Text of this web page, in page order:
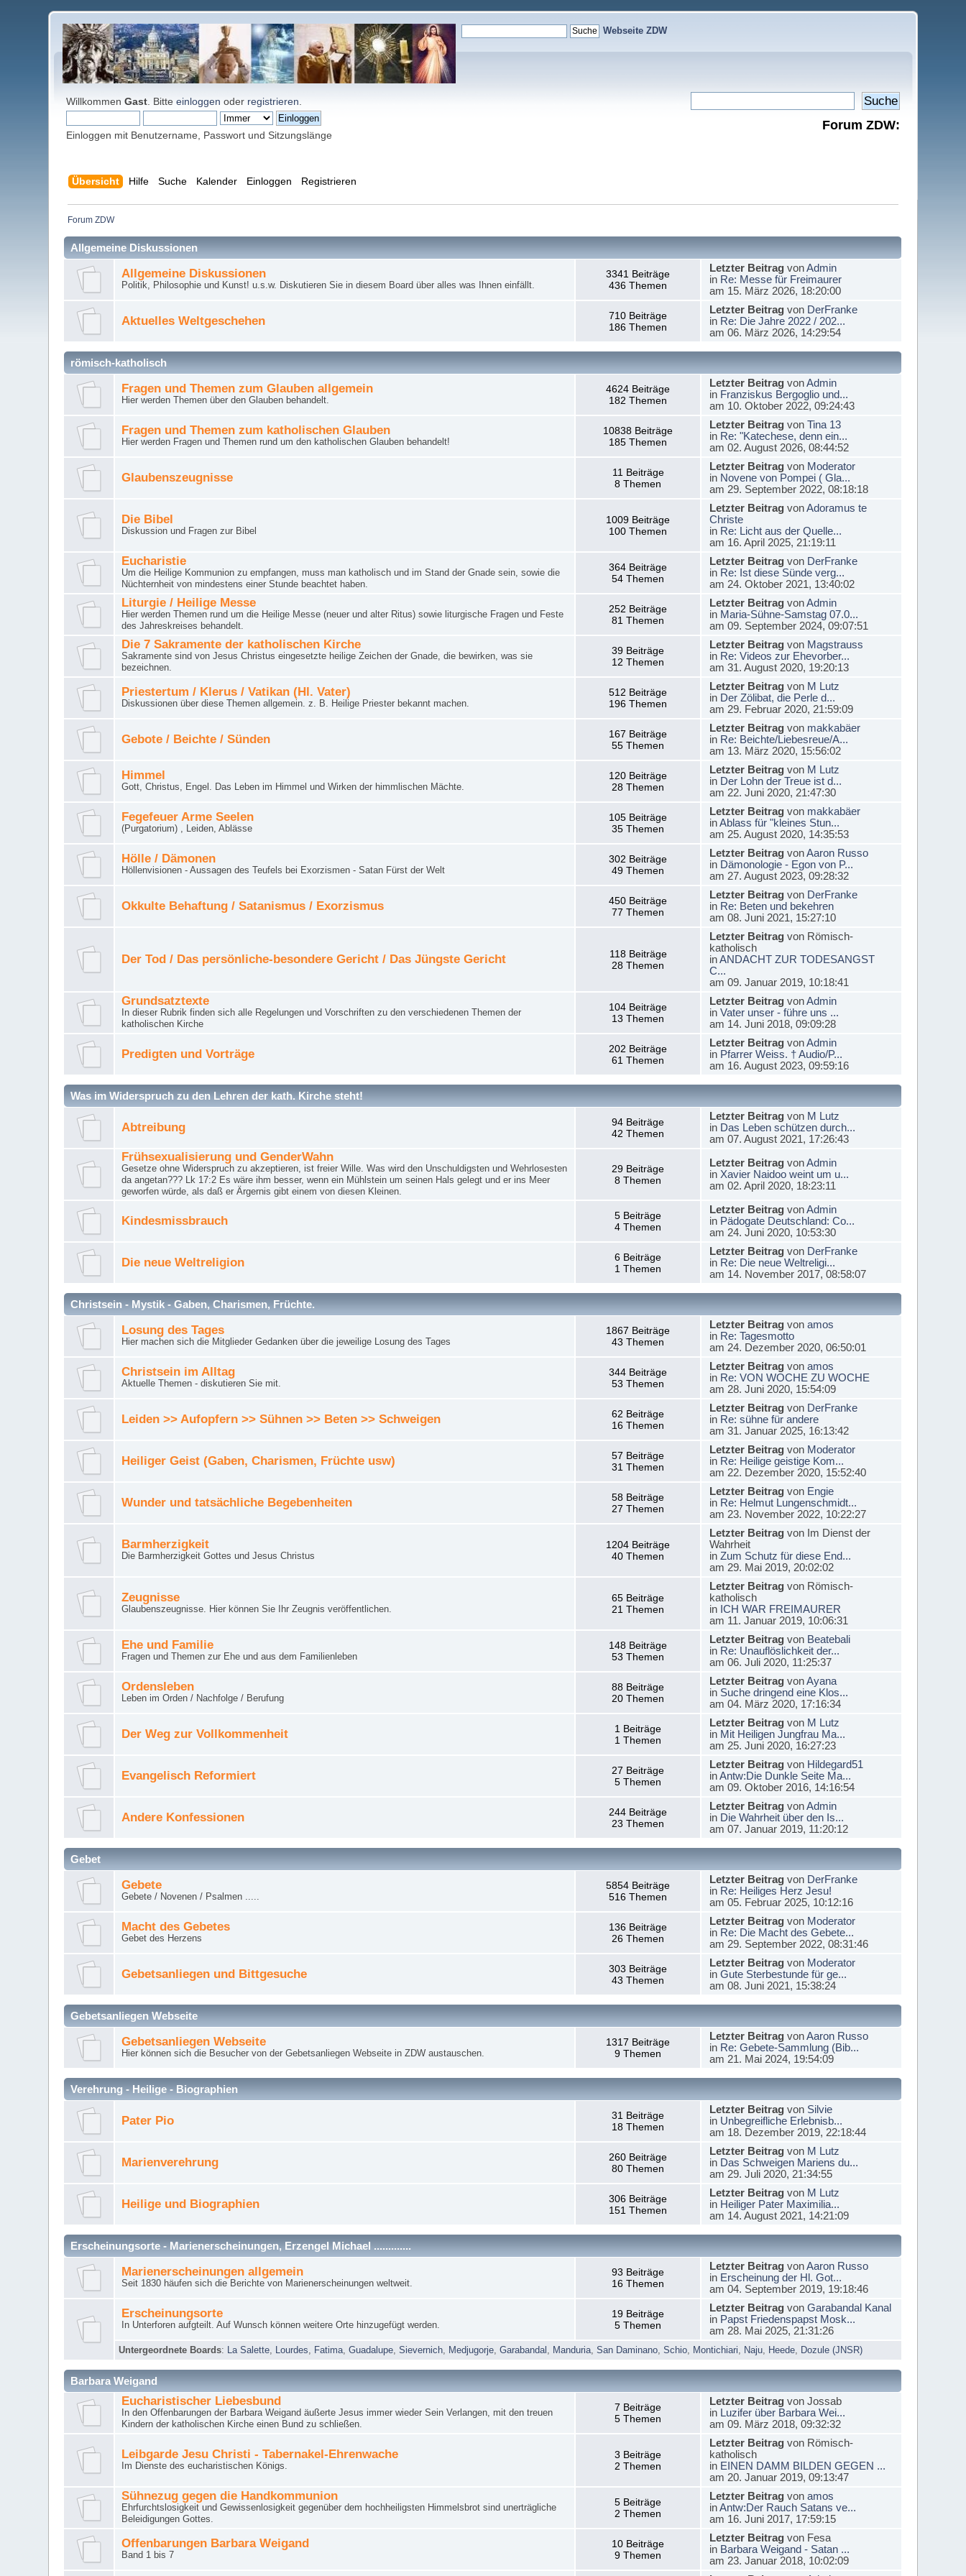
Webseite ZDW
WillkommenGast . Bitteeinloggen oder registrieren
Einloggen mit Benutzername, Passwort und Sitzungslänge
Forum ZDW:
Übersicht Hilfe Suche Kalender Einloggen Registrieren
Forum ZDW
Allgemeine Diskussionen
Allgemeine Diskussionen
Politik, Philosophie und Kunst! u.s.w. Diskutieren Sie in diesem Board über alles was Ihnen einfällt.
3341 Beiträge
436 Themen
Letzter BeitragvonAdmin
in Re: Messe für Freimaurer
am 15. März 2026, 18:20:00
Aktuelles Weltgeschehen
710 Beiträge
186 Themen
Letzter Beitragvon DerFranke
in Re: Die Jahre 2022 / 202...
am 06. März 2026, 14:29:54
römisch-katholisch
Fragen und Themen zum Glauben allgemein
Hier werden Themen über den Glauben behandelt.
4624 Beiträge
182 Themen
Letzter BeitragvonAdmin
in Franziskus Bergoglio und...
am 10. Oktober 2022, 09:24:43
Fragen und Themen zum katholischen Glauben
Hier werden Fragen und Themen rund um den katholischen Glauben behandelt!
10838 Beiträge
185 Themen
Letzter Beitragvon Tina 13
in Re: "Katechese, denn ein...
am 02. August 2026, 08:44:52
Glaubenszeugnisse
11 Beiträge
8 Themen
Letzter Beitragvon Moderator
in Novene von Pompei ( Gla...
am 29. September 2022, 08:18:18
Die Bibel
Diskussion und Fragen zur Bibel
1009 Beiträge
100 Themen
Letzter BeitragvonAdoramus te
Christe
in Re: Licht aus der Quelle...
am 16. April 2025, 21:19:11
Eucharistie
Um die Heilige Kommunion zu empfangen, muss man katholisch und im Stand der Gnade sein, sowie die
Nüchternheit von mindestens einer Stunde beachtet haben.
364 Beiträge
54 Themen
Letzter Beitragvon DerFranke
in Re: Ist diese Sünde verg...
am 24. Oktober 2021, 13:40:02
Liturgie / Heilige Messe
Hier werden Themen rund um die Heilige Messe (neuer und alter Ritus) sowie liturgische Fragen und Feste
des Jahreskreises behandelt.
252 Beiträge
81 Themen
Letzter BeitragvonAdmin
in Maria-Sühne-Samstag 07.0...
am 09. September 2024, 09:07:51
Die 7 Sakramente der katholischen Kirche
Sakramente sind von Jesus Christus eingesetzte heilige Zeichen der Gnade, die bewirken, was sie
bezeichnen.
39 Beiträge
12 Themen
Letzter Beitragvon Magstrauss
in Re: Videos zur Ehevorber...
am 31. August 2020, 19:20:13
Priestertum / Klerus / Vatikan (Hl. Vater)
Diskussionen über diese Themen allgemein. z. B. Heilige Priester bekannt machen.
512 Beiträge
196 Themen
Letzter Beitragvon M Lutz
in Der Zölibat, die Perle d...
am 29. Februar 2020, 21:59:09
Gebote / Beichte / Sünden
167 Beiträge
55 Themen
Letzter Beitragvon makkabäer
in Re: Beichte/Liebesreue/A...
am 13. März 2020, 15:56:02
Himmel
Gott, Christus, Engel. Das Leben im Himmel und Wirken der himmlischen Mächte.
120 Beiträge
28 Themen
Letzter Beitragvon M Lutz
in Der Lohn der Treue ist d...
am 22. Juni 2020, 21:47:30
Fegefeuer Arme Seelen
(Purgatorium) , Leiden, Ablässe
105 Beiträge
35 Themen
Letzter Beitragvon makkabäer
inAblass für "kleines Stun...
am 25. August 2020, 14:35:53
Hölle / Dämonen
Höllenvisionen - Aussagen des Teufels bei Exorzismen - Satan Fürst der Welt
302 Beiträge
49 Themen
Letzter BeitragvonAaron Russo
in Dämonologie - Egon von P...
am 27. August 2023, 09:28:32
Okkulte Behaftung / Satanismus / Exorzismus
450 Beiträge
77 Themen
Letzter Beitragvon DerFranke
in Re: Beten und bekehren
am 08. Juni 2021, 15:27:10
Der Tod / Das persönliche-besondere Gericht / Das Jüngste Gericht
118 Beiträge
28 Themen
Letzter Beitragvon Römisch-
katholisch
inANDACHT ZUR TODESANGST
C...
am 09. Januar 2019, 10:18:41
Grundsatztexte
In dieser Rubrik finden sich alle Regelungen und Vorschriften zu den verschiedenen Themen der
katholischen Kirche
104 Beiträge
13 Themen
Letzter BeitragvonAdmin
in Vater unser - führe uns ...
am 14. Juni 2018, 09:09:28
Predigten und Vorträge
202 Beiträge
61 Themen
Letzter BeitragvonAdmin
in Pfarrer Weiss. † Audio/P...
am 16. August 2023, 09:59:16
Was im Widerspruch zu den Lehren der kath. Kirche steht!
Abtreibung
94 Beiträge
42 Themen
Letzter Beitragvon M Lutz
in Das Leben schützen durch...
am 07. August 2021, 17:26:43
Frühsexualisierung und GenderWahn
Gesetze ohne Widerspruch zu akzeptieren, ist freier Wille. Was wird den Unschuldigsten und Wehrlosesten
da angetan??? Lk 17:2 Es wäre ihm besser, wenn ein Mühlstein um seinen Hals gelegt und er ins Meer
geworfen würde, als daß er Ärgernis gibt einem von diesen Kleinen.
29 Beiträge
8 Themen
Letzter BeitragvonAdmin
in Xavier Naidoo weint um u...
am 02. April 2020, 18:23:11
Kindesmissbrauch
5 Beiträge
4 Themen
Letzter BeitragvonAdmin
in Pädogate Deutschland: Co...
am 24. Juni 2020, 10:53:30
Die neue Weltreligion
6 Beiträge
1 Themen
Letzter Beitragvon DerFranke
in Re: Die neue Weltreligi...
am 14. November 2017, 08:58:07
Christsein - Mystik - Gaben, Charismen, Früchte.
Losung des Tages
Hier machen sich die Mitglieder Gedanken über die jeweilige Losung des Tages
1867 Beiträge
43 Themen
Letzter Beitragvon amos
in Re: Tagesmotto
am 24. Dezember 2020, 06:50:01
Christsein im Alltag
Aktuelle Themen - diskutieren Sie mit.
344 Beiträge
53 Themen
Letzter Beitragvon amos
in Re: VON WOCHE ZU WOCHE
am 28. Juni 2020, 15:54:09
Leiden >> Aufopfern >> Sühnen >> Beten >> Schweigen
62 Beiträge
16 Themen
Letzter Beitragvon DerFranke
in Re: sühne für andere
am 31. Januar 2025, 16:13:42
Heiliger Geist (Gaben, Charismen, Früchte usw)
57 Beiträge
31 Themen
Letzter Beitragvon Moderator
in Re: Heilige geistige Kom...
am 22. Dezember 2020, 15:52:40
Wunder und tatsächliche Begebenheiten
58 Beiträge
27 Themen
Letzter Beitragvon Engie
in Re: Helmut Lungenschmidt...
am 23. November 2022, 10:22:27
Barmherzigkeit
Die Barmherzigkeit Gottes und Jesus Christus
1204 Beiträge
40 Themen
Letzter Beitragvon Im Dienst der
Wahrheit
in Zum Schutz für diese End...
am 29. Mai 2019, 20:02:02
Zeugnisse
Glaubenszeugnisse. Hier können Sie Ihr Zeugnis veröffentlichen.
65 Beiträge
21 Themen
Letzter Beitragvon Römisch-
katholisch
in ICH WAR FREIMAURER
am 11. Januar 2019, 10:06:31
Ehe und Familie
Fragen und Themen zur Ehe und aus dem Familienleben
148 Beiträge
53 Themen
Letzter Beitragvon Beatebali
in Re: Unauflöslichkeit der...
am 06. Juli 2020, 11:25:37
Ordensleben
Leben im Orden / Nachfolge / Berufung
88 Beiträge
20 Themen
Letzter BeitragvonAyana
in Suche dringend eine Klos...
am 04. März 2020, 17:16:34
Der Weg zur Vollkommenheit
1 Beiträge
1 Themen
Letzter Beitragvon M Lutz
in Mit Heiligen Jungfrau Ma...
am 25. Juni 2020, 16:27:23
Evangelisch Reformiert
27 Beiträge
5 Themen
Letzter Beitragvon Hildegard51
inAntw:Die Dunkle Seite Ma...
am 09. Oktober 2016, 14:16:54
Andere Konfessionen
244 Beiträge
23 Themen
Letzter BeitragvonAdmin
in Die Wahrheit über den Is...
am 07. Januar 2019, 11:20:12
Gebet
Gebete
Gebete / Novenen / Psalmen .....
5854 Beiträge
516 Themen
Letzter Beitragvon DerFranke
in Re: Heiliges Herz Jesu!
am 05. Februar 2025, 10:12:16
Macht des Gebetes
Gebet des Herzens
136 Beiträge
26 Themen
Letzter Beitragvon Moderator
in Re: Die Macht des Gebete...
am 29. September 2022, 08:31:46
Gebetsanliegen und Bittgesuche
303 Beiträge
43 Themen
Letzter Beitragvon Moderator
in Gute Sterbestunde für ge...
am 08. Juni 2021, 15:38:24
Gebetsanliegen Webseite
Gebetsanliegen Webseite
Hier können sich die Besucher von der Gebetsanliegen Webseite in ZDW austauschen.
1317 Beiträge
9 Themen
Letzter BeitragvonAaron Russo
in Re: Gebete-Sammlung (Bib...
am 21. Mai 2024, 19:54:09
Verehrung - Heilige - Biographien
Pater Pio
31 Beiträge
18 Themen
Letzter Beitragvon Silvie
in Unbegreifliche Erlebnisb...
am 18. Dezember 2019, 22:18:44
Marienverehrung
260 Beiträge
80 Themen
Letzter Beitragvon M Lutz
in Das Schweigen Mariens du...
am 29. Juli 2020, 21:34:55
Heilige und Biographien
306 Beiträge
151 Themen
Letzter Beitragvon M Lutz
in Heiliger Pater Maximilia...
am 14. August 2021, 14:21:09
Erscheinungsorte - Marienerscheinungen, Erzengel Michael .............
Marienerscheinungen allgemein
Seit 1830 häufen sich die Berichte von Marienerscheinungen weltweit.
93 Beiträge
16 Themen
Letzter BeitragvonAaron Russo
in Erscheinung der Hl. Got...
am 04. September 2019, 19:18:46
Erscheinungsorte
In Unterforen aufgteilt. Auf Wunsch können weitere Orte hinzugefügt werden.
19 Beiträge
5 Themen
Letzter Beitragvon Garabandal Kanal
in Papst Friedenspapst Mosk...
am 28. Mai 2025, 21:31:26
Untergeordnete Boards: La Salette Lourdes Fatima ,Guadalupe ,Sievernich Medjugorje ,Garabandal Manduria ,San Daminano ,Schio Montichiari Naju Heede Dozule (JNSR)
Barbara Weigand
Eucharistischer Liebesbund
In den Offenbarungen der Barbara Weigand äußerte Jesus immer wieder Sein Verlangen, mit den treuen
Kindern der katholischen Kirche einen Bund zu schließen.
7 Beiträge
5 Themen
Letzter Beitragvon Jossab
in Luzifer über Barbara Wei...
am 09. März 2018, 09:32:32
Leibgarde Jesu Christi - Tabernakel-Ehrenwache
Im Dienste des eucharistischen Königs.
3 Beiträge
2 Themen
Letzter Beitragvon Römisch-
katholisch
in EINEN DAMM BILDEN GEGEN ...
am 20. Januar 2019, 09:13:47
Sühnezug gegen die Handkommunion
Ehrfurchtslosigkeit und Gewissenlosigkeit gegenüber dem hochheiligsten Himmelsbrot sind unerträgliche
Beleidigungen Gottes.
5 Beiträge
2 Themen
Letzter Beitragvon amos
inAntw:Der Rauch Satans ve...
am 16. Juni 2017, 17:59:15
Offenbarungen Barbara Weigand
Band 1 bis 7
10 Beiträge
9 Themen
Letzter Beitragvon Fesa
in Barbara Weigand - Satan ...
am 23. Januar 2018, 10:02:09